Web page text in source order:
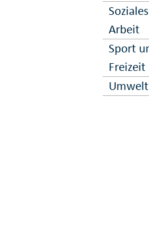
Arbeit
Sport
Freizeit
Umwelt